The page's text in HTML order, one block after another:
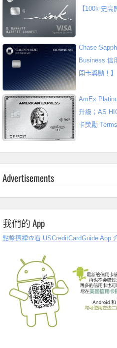
【100k 史高
Chase
Business 信
開卡獎勵！】
AmEx
升級；AS
卡獎勵 Terms
Advertisements
我們的 App
點擊這裡查看 USCreditCardGuide App